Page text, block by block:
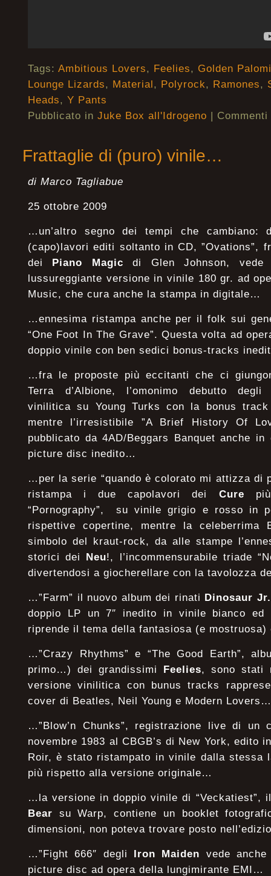
Tags: Ambitious Lovers, Feelies, Golden
Lounge Lizards, Material, Polyrock, Ramones,
Heads, Y Pants
Pubblicato in Juke Box all'Idrogeno |
Frattaglie di (puro) vinile…
di Marco Tagliabue
25 ottobre 2009
…un’altro segno dei tempi che cambiano:
(capo)lavori editi soltanto in CD, ”Ovations”,
dei Piano Magic di Glen Johnson,
lussureggiante versione in vinile 180 gr. ad
Music, che cura anche la stampa in digitale…
…ennesima ristampa anche per il folk sui
“One Foot In The Grave”. Questa volta ad
doppio vinile con ben sedici bonus-tracks
…fra le proposte più eccitanti che ci
Terra d’Albione, l’omonimo debutto
vinilitica su Young Turks con la bonus
mentre l’irresistibile ”A Brief History Of
pubblicato da 4AD/Beggars Banquet anche
picture disc inedito…
…per la serie “quando è colorato mi attizza di
ristampa i due capolavori dei Cure più
“Pornography”, su vinile grigio e rosso in
rispettive copertine, mentre la celeberrima
simbolo del kraut-rock, da alle stampe
storici dei Neu!, l’incommensurabile triade
divertendosi a giocherellare con la tavolozza
…”Farm” il nuovo album dei rinati Dinosaur Jr.
doppio LP un 7″ inedito in vinile bianco ed
riprende il tema della fantasiosa (e
…”Crazy Rhythms” e “The Good Earth”,
primo…) dei grandissimi Feelies, sono stati
versione vinilitica con bunus tracks
cover di Beatles, Neil Young e Modern
…”Blow’n Chunks”, registrazione live di un
novembre 1983 al CBGB’s di New York, edito
Roir, è stato ristampato in vinile dalla stessa
più rispetto alla versione originale…
…la versione in doppio vinile di “Veckatiest”,
Bear su Warp, contiene un booklet
dimensioni, non poteva trovare posto
…”Fight 666″ degli Iron Maiden vede
picture disc ad opera della lungimirante EMI…